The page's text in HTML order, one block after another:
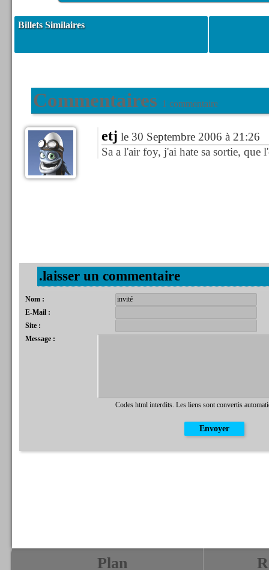
Billets Similaires
Commentaires 1 commentaire
etj le 30 Septembre 2006 à 21:26
Sa a l'air foy, j'ai hate sa sortie, que
.laisser un commentaire
Nom :
E-Mail :
Site :
Message :
Codes html interdits. Les liens sont convertis
Plan